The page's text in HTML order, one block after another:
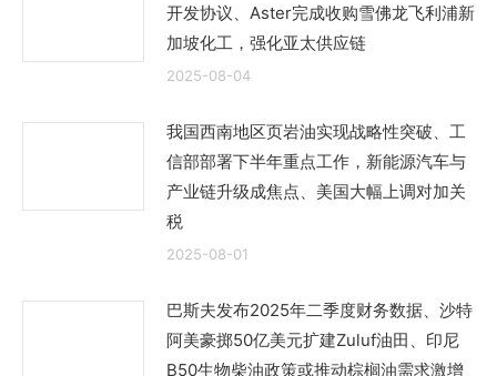
开发协议、Aster完成收购雪佛龙飞利浦新
加坡化工，强化亚太供应链
2025-08-04
我国西南地区页岩油实现战略性突破、工
信部部署下半年重点工作，新能源汽车与
产业链升级成焦点、美国大幅上调对加关
税
2025-08-01
巴斯夫发布2025年二季度财务数据、沙特
阿美豪掷50亿美元扩建Zuluf油田、印尼
B50生物柴油政策或推动棕榈油需求激增